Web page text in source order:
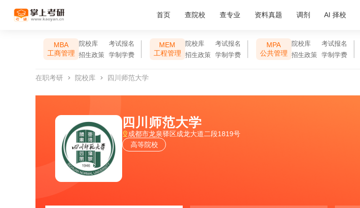
首页 查院校 查专业 资料真题 调剂 AI 择校
MBA
工商管理
院校库
考试报名
招生政策
学制学费
MEM
工程管理
院校库
考试报名
招生政策
学制学费
MPA
公共管理
院校库
考试报名
招生政策
学制学费
在职考研 院校库 四川师范大学
四川师范大学
成都市龙泉驿区成龙大道二段1819号
高等院校